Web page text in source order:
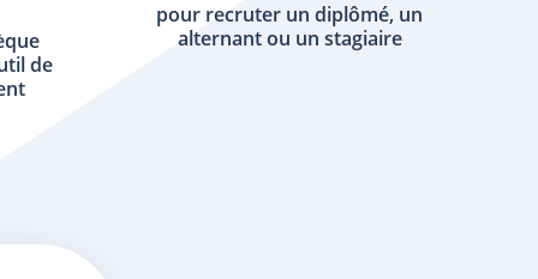
de
pour recruter un diplômé, un
alternant ou un stagiaire